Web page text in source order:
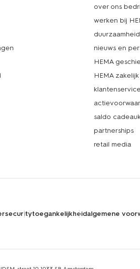
over ons
werken bij
duurzaamheid
nieuws en
HEMA
HEMA zakelijk
klantenservice
saldo
partnerships
retail media
securitytoegankelijkheidalgemene